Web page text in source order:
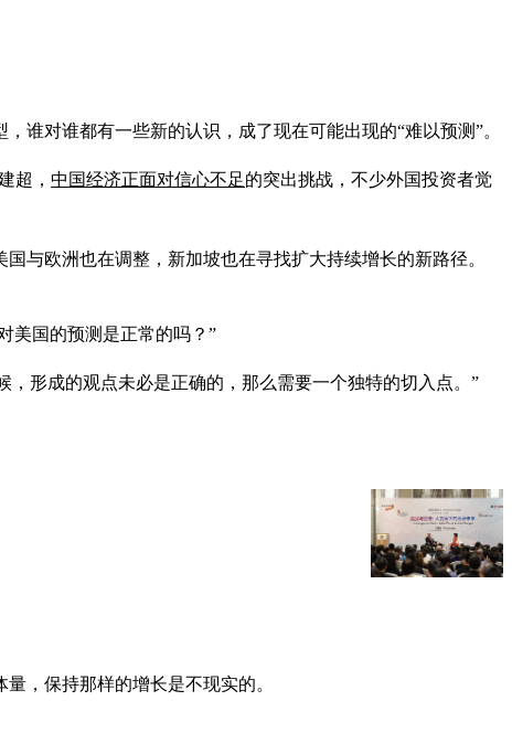
谁对谁都有一些新的认识，成了现在可能出现的“难以预测”。
超， 中国经济正面对信心不足的突出挑战，不少外国投资者觉
与欧洲也在调整，新加坡也在寻找扩大持续增长的新路径。
美国的预测是正常的吗？”
形成的观点未必是正确的，那么需要一个独特的切入点。”
，保持那样的增长是不现实的。